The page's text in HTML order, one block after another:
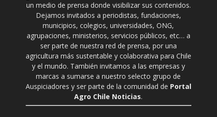
un medio de prensa donde visibilizar sus contenidos.
Dejamos invitados a periodistas, fundaciones,
municipios, colegios, universidades, ONG,
agrupaciones, ministerios, servicios públicos, etc… a
ser parte de nuestra red de prensa, por una
agricultura más sustentable y colaborativa para Chile
y el mundo. También invitamos a las empresas y
marcas a sumarse a nuestro selecto grupo de
Auspiciadores y ser parte de la comunidad de Portal
Agro Chile Noticias.